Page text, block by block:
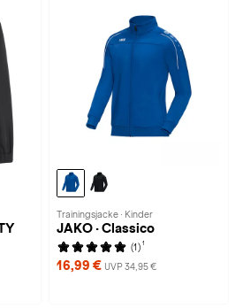
Trainingsjacke · Kinder
JAKO · Classico
(1) 1
16,99 € UVP 34,95 €